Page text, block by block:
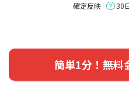
確定反映
30
簡単1分！無料